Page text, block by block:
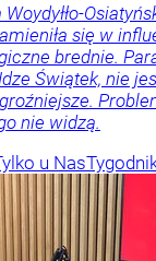
się w
brednie.
Świątek, nie
nie widzą.
u Nas